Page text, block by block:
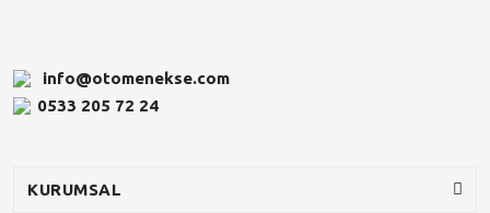
info@otomenekse.com
0533 205 72 24
KURUMSAL